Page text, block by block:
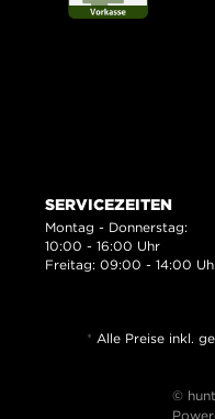
SERVICEZEITEN
Montag - Donnerstag:
10:00 - 16:00 Uhr
Freitag: 09:00 - 14:00
* Alle Preise inkl.
©